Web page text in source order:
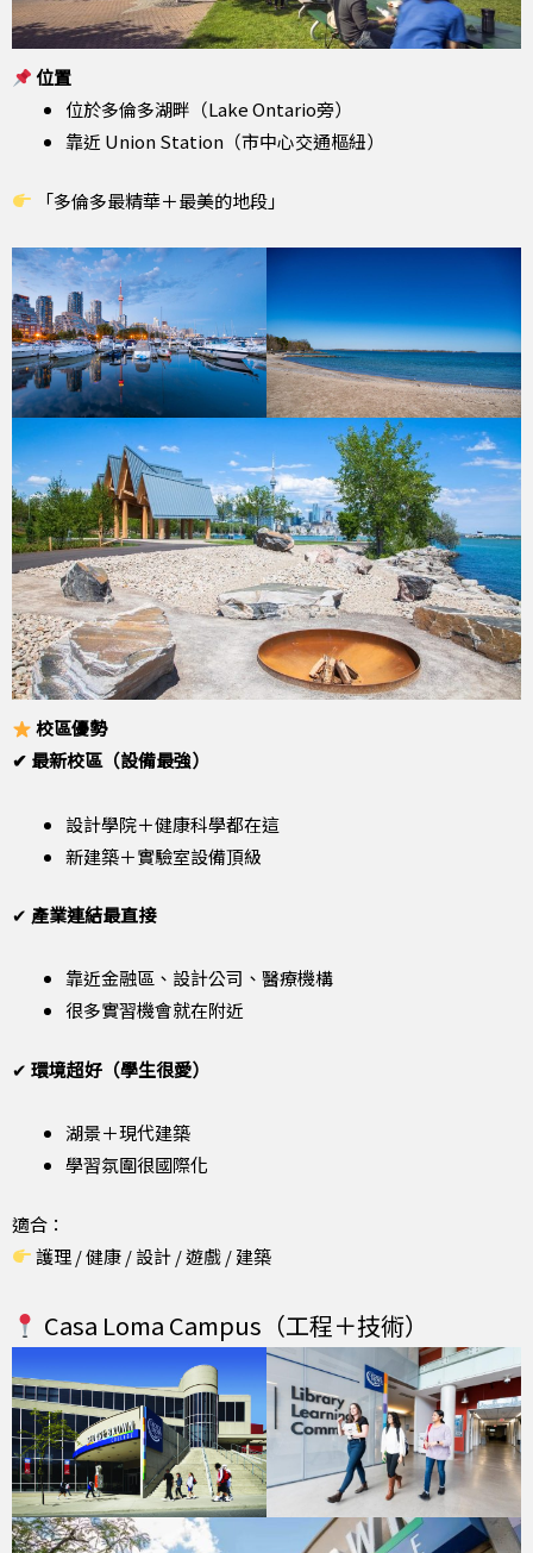
位置
位於多倫多湖畔（Lake Ontario旁）
靠近 Union Station（市中心交通樞紐）
「多倫多最精華＋最美的地段」
校區優勢
✔ 最新校區（設備最強）
設計學院＋健康科學都在這
新建築＋實驗室設備頂級
✔ 產業連結最直接
靠近金融區、設計公司、醫療機構
很多實習機會就在附近
✔ 環境超好（學生很愛）
湖景＋現代建築
學習氛圍很國際化
適合：
護理 / 健康 / 設計 / 遊戲 / 建築
Casa Loma Campus（工程＋技術）